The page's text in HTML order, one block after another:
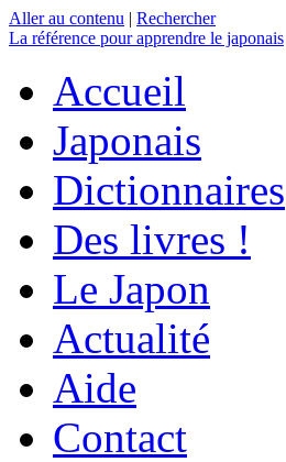
Aller au contenu | Rechercher
La référence pour apprendre le japonais
Accueil
Japonais
Dictionnaires
Des livres !
Le Japon
Actualité
Aide
Contact